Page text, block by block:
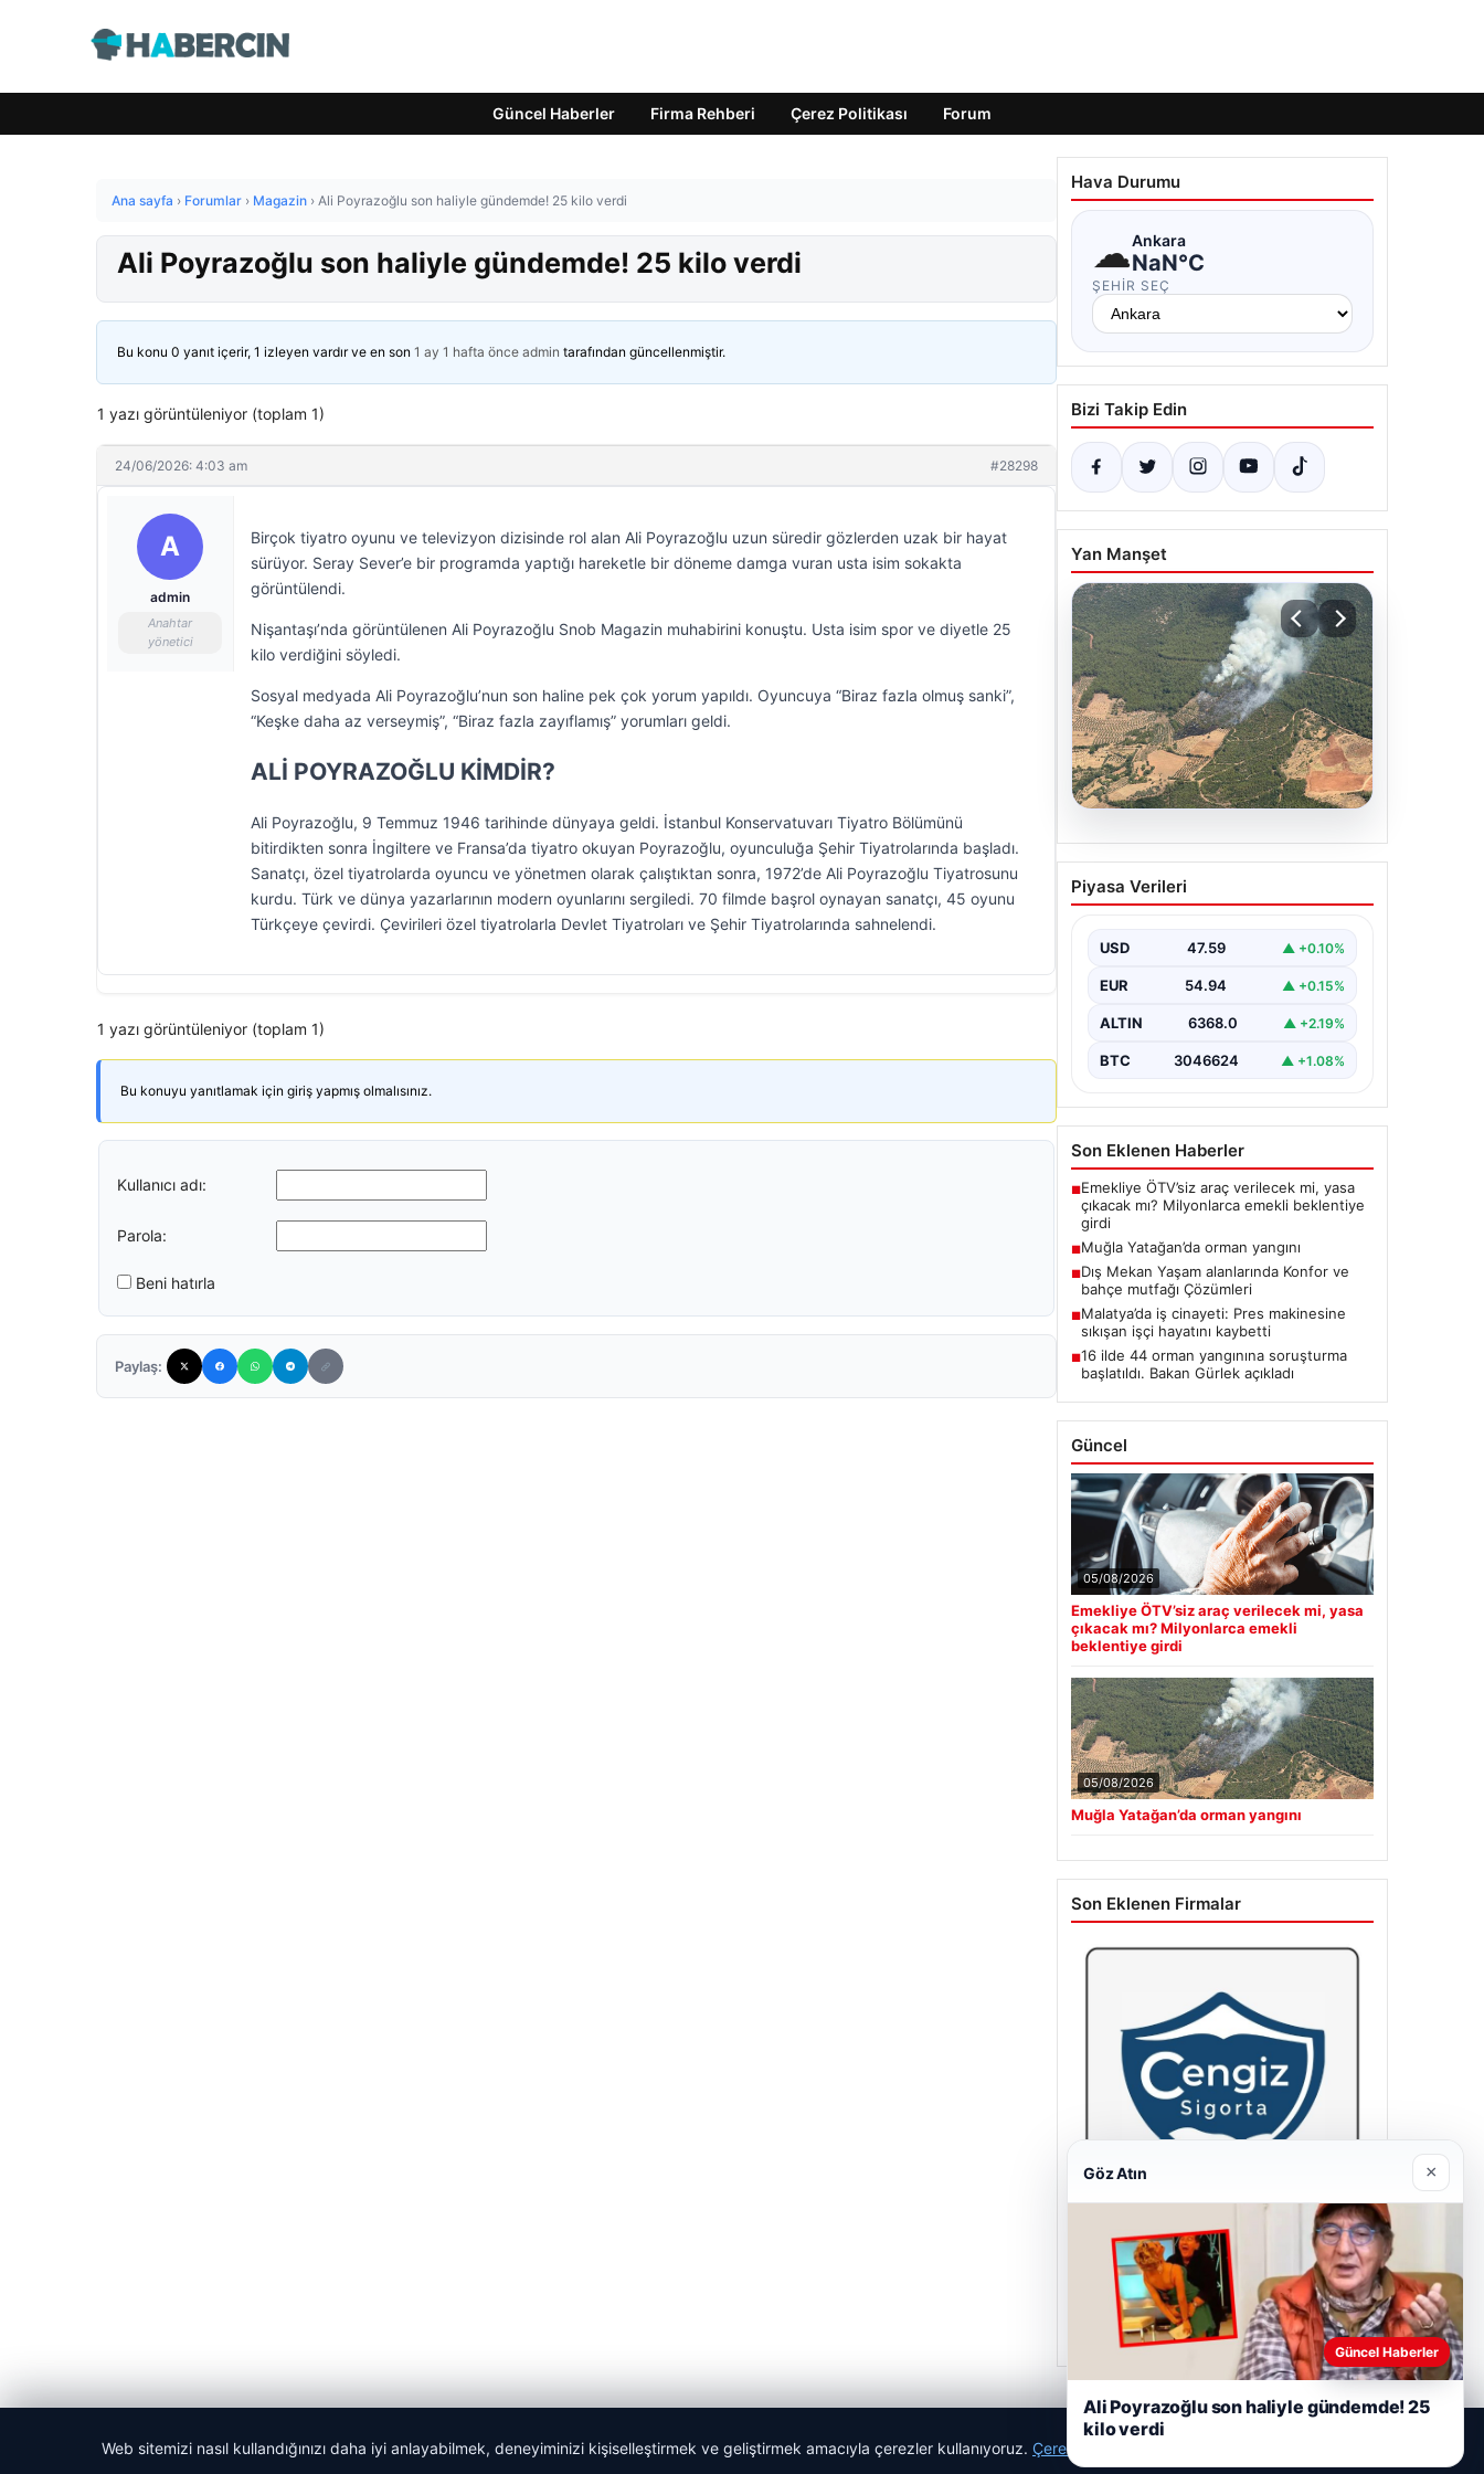
Güncel Haberler Firma Rehberi Çerez Politikası Forum
Ana sayfa › Forumlar › Magazin › Ali Poyrazoğlu son haliyle gündemde! 25 kilo verdi
Ali Poyrazoğlu son haliyle gündemde! 25 kilo verdi
Bu konu 0 yanıt içerir, 1 izleyen vardır ve en son 1 ay 1 hafta önce admin tarafından güncellenmiştir.
1 yazı görüntüleniyor (toplam 1)
24/06/2026: 4:03 am #28298
A
admin
Anahtar
yönetici
Birçok tiyatro oyunu ve televizyon dizisinde rol alan Ali Poyrazoğlu uzun süredir gözlerden uzak bir hayat
sürüyor. Seray Sever’e bir programda yaptığı hareketle bir döneme damga vuran usta isim sokakta
görüntülendi.
Nişantaşı’nda görüntülenen Ali Poyrazoğlu Snob Magazin muhabirini konuştu. Usta isim spor ve diyetle 25
kilo verdiğini söyledi.
Sosyal medyada Ali Poyrazoğlu’nun son haline pek çok yorum yapıldı. Oyuncuya “Biraz fazla olmuş sanki”,
“Keşke daha az verseymiş”, “Biraz fazla zayıflamış” yorumları geldi.
ALİ POYRAZOĞLU KİMDİR?
Ali Poyrazoğlu, 9 Temmuz 1946 tarihinde dünyaya geldi. İstanbul Konservatuvarı Tiyatro Bölümünü
bitirdikten sonra İngiltere ve Fransa’da tiyatro okuyan Poyrazoğlu, oyunculuğa Şehir Tiyatrolarında başladı.
Sanatçı, özel tiyatrolarda oyuncu ve yönetmen olarak çalıştıktan sonra, 1972’de Ali Poyrazoğlu Tiyatrosunu
kurdu. Türk ve dünya yazarlarının modern oyunlarını sergiledi. 70 filmde başrol oynayan sanatçı, 45 oyunu
Türkçeye çevirdi. Çevirileri özel tiyatrolarla Devlet Tiyatroları ve Şehir Tiyatrolarında sahnelendi.
1 yazı görüntüleniyor (toplam 1)
Bu konuyu yanıtlamak için giriş yapmış olmalısınız.
Kullanıcı adı:
Parola:
Beni hatırla
Paylaş:
Hava Durumu
☁Ankara
NaN°C
ŞEHIR SEÇ
Bizi Takip Edin
Yan Manşet
05.08.2026
Muğla Yatağan’da orman
yangını
Piyasa Verileri
USD 47.59 ▲ +0.10%
EUR 54.94 ▲ +0.15%
ALTIN 6368.0 ▲ +2.19%
BTC 3046624 ▲ +1.08%
Son Eklenen Haberler
■Emekliye ÖTV’siz araç verilecek mi, yasa
çıkacak mı? Milyonlarca emekli beklentiye
girdi
■Muğla Yatağan’da orman yangını
■Dış Mekan Yaşam alanlarında Konfor ve
bahçe mutfağı Çözümleri
■Malatya’da iş cinayeti: Pres makinesine
sıkışan işçi hayatını kaybetti
■16 ilde 44 orman yangınına soruşturma
başlatıldı. Bakan Gürlek açıkladı
Güncel
05/08/2026
Emekliye ÖTV’siz araç verilecek mi, yasa
çıkacak mı? Milyonlarca emekli
beklentiye girdi
05/08/2026
Muğla Yatağan’da orman yangını
Son Eklenen Firmalar
Cengiz Sigorta
23/06/2026
© 2026 Habercin – Güncel Haberler
Web sitemizi nasıl kullandığınızı daha iyi anlayabilmek, deneyiminizi kişiselleştirmek ve geliştirmek amacıyla çerezler kullanıyoruz. Çerez Politikamız
Göz Atın ×
Güncel Haberler
Ali Poyrazoğlu son haliyle gündemde! 25
kilo verdi